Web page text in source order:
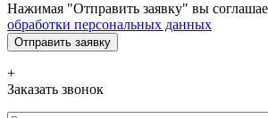
Нажимая "Отправить заявку" вы
обработки персональных данных
+
Заказать звонок